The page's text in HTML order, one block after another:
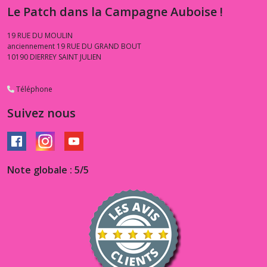
Le Patch dans la Campagne Auboise !
19 RUE DU MOULIN
anciennement 19 RUE DU GRAND BOUT
10190 DIERREY SAINT JULIEN
Téléphone
Suivez nous
Note globale : 5/5